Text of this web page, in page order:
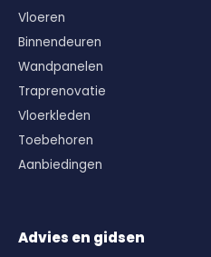
Vloeren
Binnendeuren
Wandpanelen
Traprenovatie
Vloerkleden
Toebehoren
Aanbiedingen
Advies en gidsen